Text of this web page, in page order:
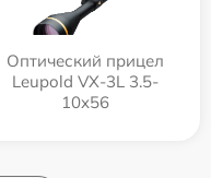
Оптический прицел
Leupold VX-3L 3.5-
10x56